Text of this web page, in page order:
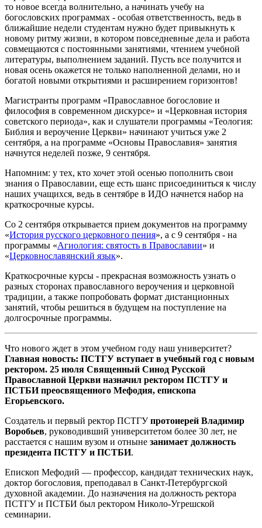
то новое всегда волнительно, а начинать учебу на
богословских программах - особая ответственность, ведь в
ближайшие недели студентам нужно будет привыкнуть к
новому ритму жизни, в котором повседневные дела и работа
совмещаются с постоянными занятиями, чтением учебной
литературы, выполнением заданий. Пусть все получится и
новая осень окажется не только наполненной делами, но и
богатой новыми открытиями и расширением горизонтов!
Магистранты программ «Православное богословие и
философия в современном дискурсе» и «Церковная история
советского периода», как и слушатели программы «Теология:
Библия и вероучение Церкви» начинают учиться уже 2
сентября, а на программе «Основы Православия» занятия
начнутся неделей позже, 9 сентября.
Напомним: у тех, кто хочет этой осенью пополнить свои
знания о Православии, еще есть шанс присоединиться к числу
наших учащихся, ведь в сентябре в ИДО начнется набор на
краткосрочные курсы.
Со 2 сентября открывается прием документов на программу
«История русского церковного пения», а с 9 сентября - на
программы «Агиология: святость в Православии» и
«Церковнославянский язык».
Краткосрочные курсы - прекрасная возможность узнать о
разных сторонах православного вероучения и церковной
традиции, а также попробовать формат дистанционных
занятий, чтобы решиться в будущем на поступление на
долгосрочные программы.
Что нового ждет в этом учебном году наш университет?
Главная новость: ПСТГУ вступает в учебный год с новым
ректором. 25 июля Священный Синод Русской
Православной Церкви назначил ректором ПСТГУ и
ПСТБИ преосвященного Мефодия, епископа
Егорьевского.
Создатель и первый ректор ПСТГУпротоиерей Владимир
Воробьев, руководивший университетом более 30 лет, не
расстается с нашим вузом и отныне занимает должность
президента ПСТГУ и ПСТБИ.
Епископ Мефодий — профессор, кандидат технических наук,
доктор богословия, преподавал в Санкт-Петербургской
духовной академии. До назначения на должность ректора
ПСТГУ и ПСТБИ был ректором Николо-Угрешской
семинарии.